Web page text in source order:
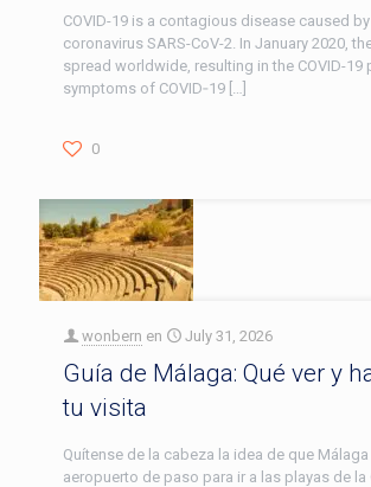
COVID-19 is a contagious disease caused
coronavirus SARS-CoV-2. In January 2020,
spread worldwide, resulting in the COVID-19
symptoms of COVID‑19
0
wonbern en July 31, 2026
Guía de Málaga: Qué ver y
tu visita
Quítense de la cabeza la idea de que
aeropuerto de paso para ir a las playas de la